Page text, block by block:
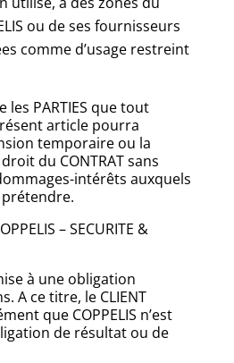
ou de ses fournisseurs
comme d’usage restreint
les PARTIES que tout
article pourra
temporaire ou la
du CONTRAT sans
intérêts auxquels
prétendre.
– SECURITE &
à une obligation
A ce titre, le CLIENT
que COPPELIS n’est
de résultat ou de